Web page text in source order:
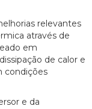
relevantes
através de
em
de calor e
condições
e da